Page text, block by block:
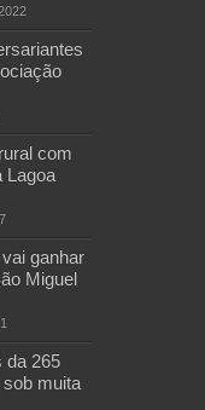
com
Lagoa
ganhar
Miguel
da 265
muita